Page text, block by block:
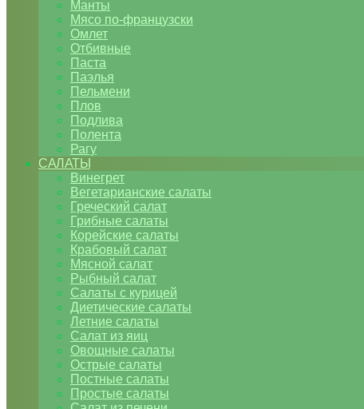
Манты
Мясо по-французски
Омлет
Отбивные
Паста
Паэлья
Пельмени
Плов
Подлива
Полента
Рагу
САЛАТЫ
Винегрет
Вегетарианские салаты
Греческий салат
Грибные салаты
Корейские салаты
Крабовый салат
Мясной салат
Рыбный салат
Салаты с курицей
Диетические салаты
Летние салаты
Салат из яиц
Овощные салаты
Острые салаты
Постные салаты
Простые салаты